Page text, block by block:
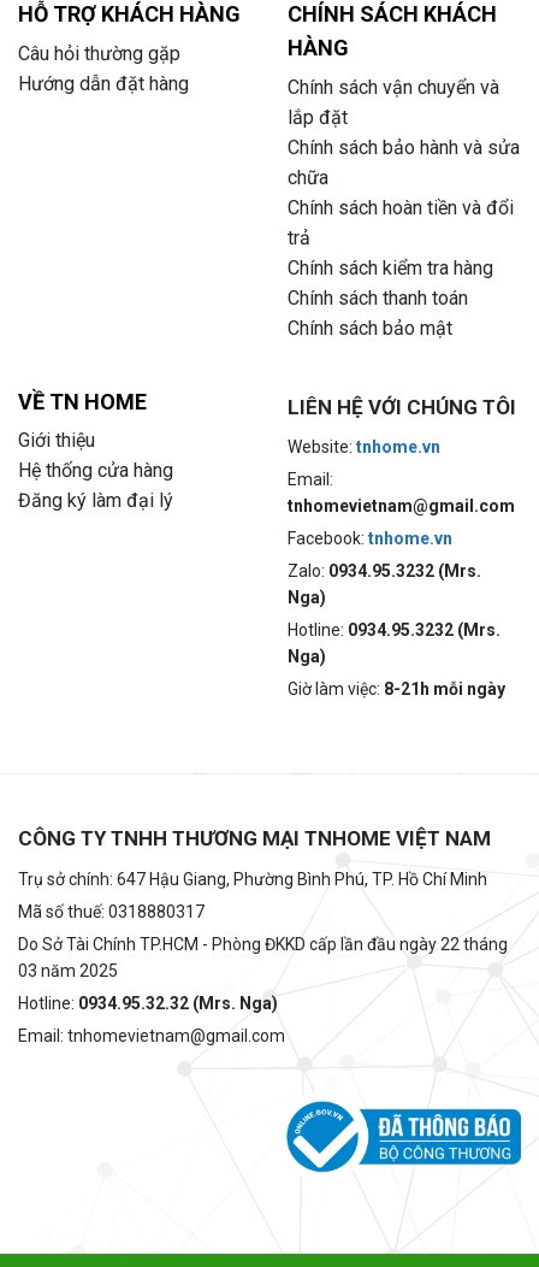
HỖ TRỢ KHÁCH HÀNG
Câu hỏi thường gặp
Hướng dẫn đặt hàng
CHÍNH SÁCH KHÁCH
HÀNG
Chính sách vận chuyển và
lắp đặt
Chính sách bảo hành và sửa
chữa
Chính sách hoàn tiền và đổi
trả
Chính sách kiểm tra hàng
Chính sách thanh toán
Chính sách bảo mật
VỀ TN HOME
Giới thiệu
Hệ thống cửa hàng
Đăng ký làm đại lý
LIÊN HỆ VỚI CHÚNG TÔI
Website: tnhome.vn
Email:
tnhomevietnam@gmail.com
Facebook: tnhome.vn
Zalo: 0934.95.3232 (Mrs.
Nga)
Hotline: 0934.95.3232 (Mrs.
Nga)
Giờ làm việc: 8-21h mỗi ngày
CÔNG TY TNHH THƯƠNG MẠI TNHOME VIỆT NAM
Trụ sở chính: 647 Hậu Giang, Phường Bình Phú, TP. Hồ Chí Minh
Mã số thuế: 0318880317
Do Sở Tài Chính TP.HCM - Phòng ĐKKD cấp lần đầu ngày 22 tháng
03 năm 2025
Hotline: 0934.95.32.32 (Mrs. Nga)
Email: tnhomevietnam@gmail.com